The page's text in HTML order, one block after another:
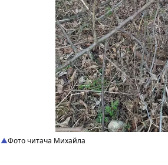
Фото читача Михайла